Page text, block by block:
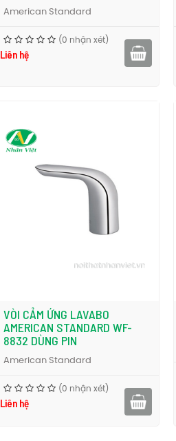
American Standard
(0 nhận xét)
Liên hệ
VÒI CẢM ỨNG LAVABO
AMERICAN STANDARD WF-
8832 DÙNG PIN
American Standard
(0 nhận xét)
Liên hệ